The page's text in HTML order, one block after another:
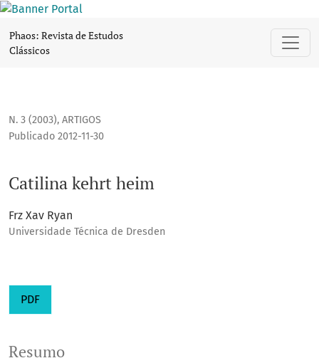
Phaos: Revista de Estudos
Clássicos
N. 3 (2003), ARTIGOS
Catilina kehrt heim
Publicado 2012-11-30
Frz Xav Ryan
Universidade Técnica de Dresden
PDF
Resumo